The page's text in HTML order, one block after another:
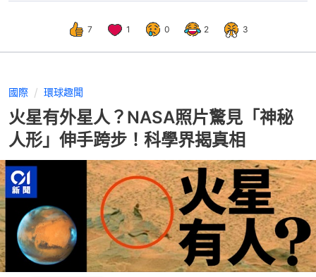
7 1 0 2 3
國際 環球趣聞
火星有外星人？NASA照片驚見「神秘
人形」伸手跨步！科學界揭真相